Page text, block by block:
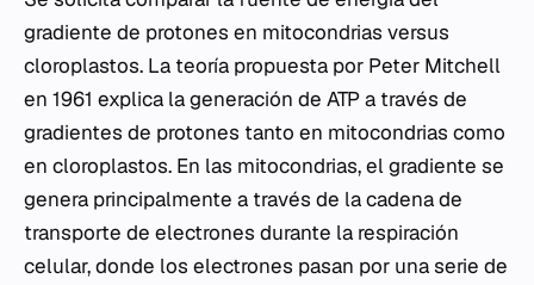
gradiente de protones en mitocondrias versus
cloroplastos. La teoría propuesta por Peter Mitchell
en 1961 explica la generación de ATP a través de
gradientes de protones tanto en mitocondrias como
en cloroplastos. En las mitocondrias, el gradiente se
genera principalmente a través de la cadena de
transporte de electrones durante la respiración
celular, donde los electrones pasan por una serie de